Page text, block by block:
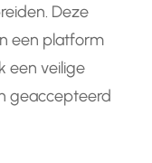
Deze
een platform
een veilige
geaccepteerd